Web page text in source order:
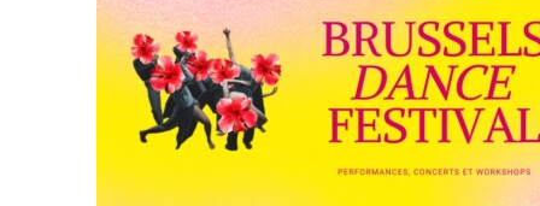
Survol de Bruxelles: Berchem-
Sainte-Agathe dépose “une action
judiciaire en cessation
environnementale”